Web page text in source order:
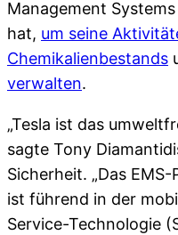
Management Systems
hat, um seine
Chemikalienbestands
verwalten.
„Tesla ist das
sagte Tony
Sicherheit. „Das
ist führend in der
Service-Technologie